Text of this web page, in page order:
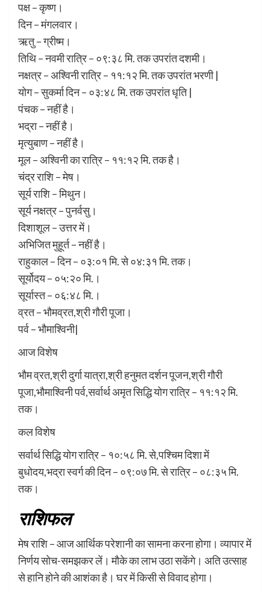
पक्ष – कृष्ण।
दिन – मंगलवार।
ऋतु – ग्रीष्म।
तिथि – नवमी रात्रि – ०९:३८ मि. तक उपरांत दशमी।
नक्षत्र – अश्विनी रात्रि – ११:१२ मि. तक उपरांत भरणी |
योग – सुकर्मा दिन – ०३:४८ मि. तक उपरांत धृति |
पंचक – नहीं है।
भद्रा – नहीं है।
मृत्युबाण – नहीं है।
मूल – अश्विनी का रात्रि – ११:१२ मि. तक है।
चंद्र राशि – मेष।
सूर्य राशि – मिथुन।
सूर्य नक्षत्र – पुनर्वसु।
दिशाशूल – उत्तर में।
अभिजित मुहूर्त – नहीं है।
राहुकाल – दिन – ०३:०१ मि. से ०४:३१ मि. तक।
सूर्योदय – ०५:२० मि.।
सूर्यास्त – ०६:४८ मि.।
व्रत – भौमव्रत,श्री गौरी पूजा।
पर्व – भौमाश्विनी|
आज विशेष
भौम व्रत,श्री दुर्गा यात्रा,श्री हनुमत दर्शन पूजन,श्री गौरी
पूजा,भौमाश्विनी पर्व,सर्वार्थ अमृत सिद्धि योग रात्रि – ११:१२ मि.
तक।
कल विशेष
सर्वार्थ सिद्धि योग रात्रि – १०:५८ मि. से,पश्चिम दिशा में
बुधोदय,भद्रा स्वर्ग की दिन – ०९:०७ मि. से रात्रि – ०८:३५ मि.
तक।
राशिफल
मेष राशि – आज आर्थिक परेशानी का सामना करना होगा। व्यापार में
निर्णय सोच-समझकर लें। मौके का लाभ उठा सकेंगे। अति उत्साह
से हानि होने की आशंका है। घर में किसी से विवाद होगा।